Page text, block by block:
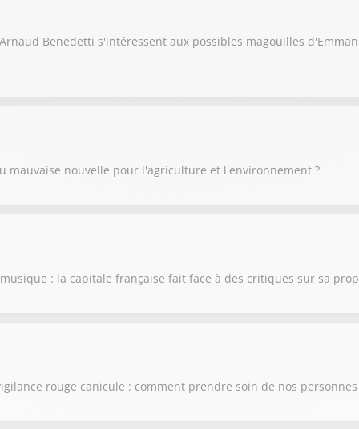
Benedetti s'intéressent aux possibles magouilles
mauvaise nouvelle pour l'agriculture et l'environnement ?
: la capitale française fait face à des critiques sur sa
rouge canicule : comment prendre soin de nos